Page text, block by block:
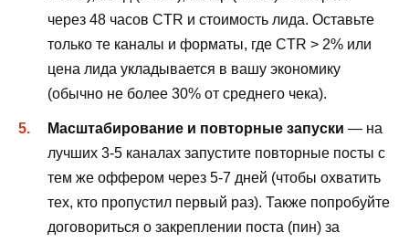
через 48 часов CTR и стоимость лида. Оставьте
только те каналы и форматы, где CTR > 2% или
цена лида укладывается в вашу экономику
(обычно не более 30% от среднего чека).
Масштабирование и повторные запуски — на
лучших 3-5 каналах запустите повторные посты с
тем же оффером через 5-7 дней (чтобы охватить
тех, кто пропустил первый раз). Также попробуйте
договориться о закреплении поста (пин) за